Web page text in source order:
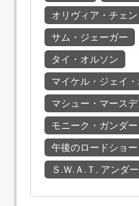
オリヴィア・チェン
サム・ジェーガー
タイ・オルソン
マイケル・ジェイ
マシュー・マース
モニーク・ガンダ
午後のロードショー
Ｓ.Ｗ.Ａ.Ｔ. アンダ